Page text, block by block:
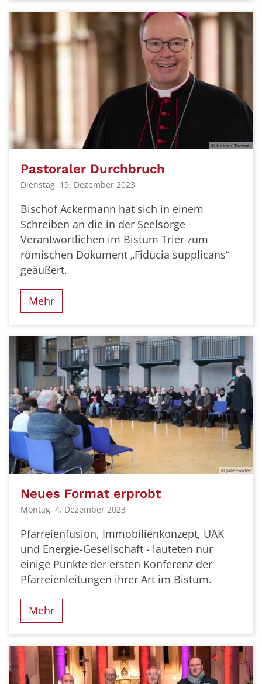
© Helmut Thewalt
Pastoraler Durchbruch
Dienstag, 19. Dezember 2023
Bischof Ackermann hat sich in einem
Schreiben an die in der Seelsorge
Verantwortlichen im Bistum Trier zum
römischen Dokument „Fiducia supplicans“
geäußert.
Mehr
© Julia Fröder
Neues Format erprobt
Montag, 4. Dezember 2023
Pfarreienfusion, Immobilienkonzept, UAK
und Energie-Gesellschaft - lauteten nur
einige Punkte der ersten Konferenz der
Pfarreienleitungen ihrer Art im Bistum.
Mehr